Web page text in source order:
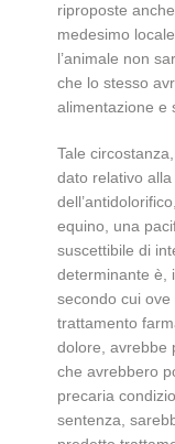
riproposte
medesimo
l’animale non
che lo stesso
alimentazione e
Tale
dato relativo
equino, una
suscettibile di
determinante è,
secondo cui
trattamento
dolore, avrebbe
che avrebbero
precaria
sentenza,